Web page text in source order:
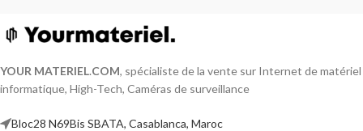
YOUR MATERIEL.COM, spécialiste de la vente sur Internet de matériel
informatique, High-Tech, Caméras de surveillance
Bloc28 N69Bis SBATA, Casablanca, Maroc